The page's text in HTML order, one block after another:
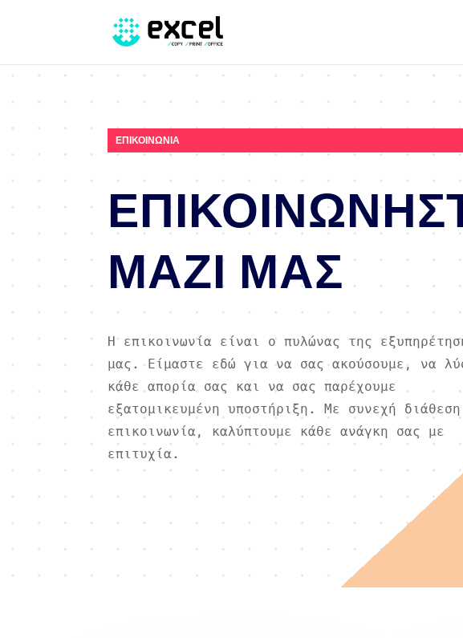
ΕΠΙΚΟΙΝΩΝΙΑ
ΜΑΖΙ ΜΑΣ
Η επικοινωνία είναι ο πυλώνας της
μας. Είμαστε εδώ για να σας ακούσουμε, να
κάθε απορία σας και να σας παρέχουμε
εξατομικευμένη υποστήριξη. Με συνεχή
επικοινωνία, καλύπτουμε κάθε ανάγκη σας με
επιτυχία.